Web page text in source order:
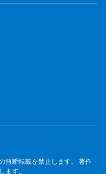
無断転載を禁止します。 著作
ます。